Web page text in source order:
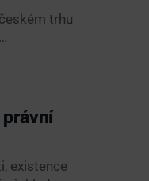
trhu
existence